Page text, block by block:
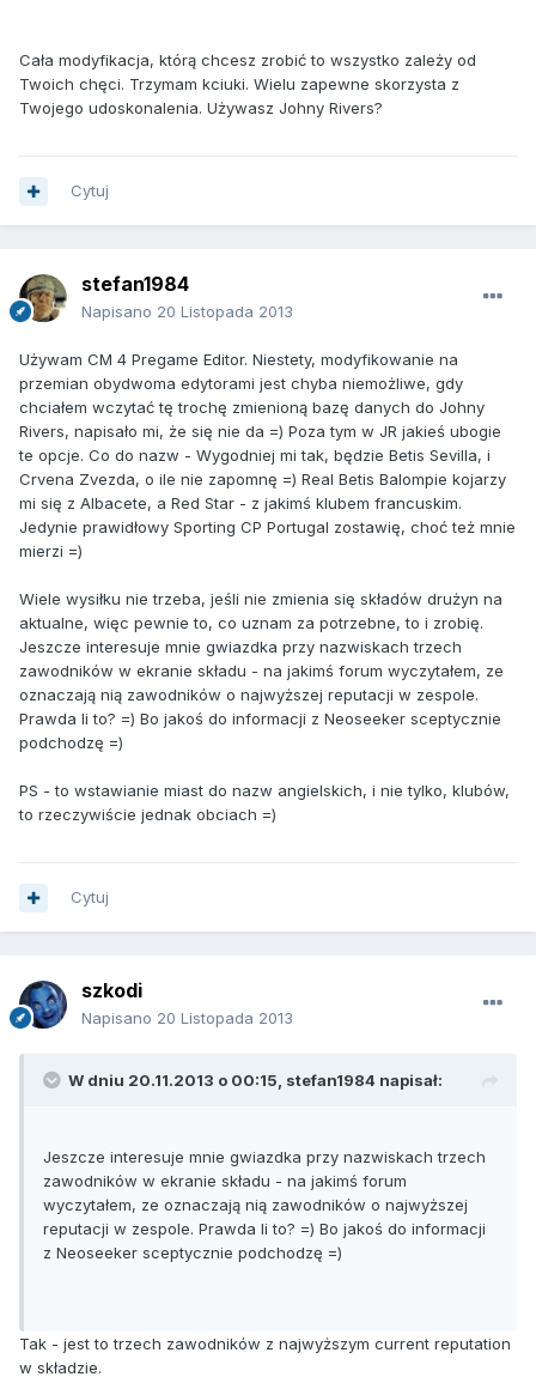
Cała modyfikacja, którą chcesz zrobić to wszystko zależy od
Twoich chęci. Trzymam kciuki. Wielu zapewne skorzysta z
Twojego udoskonalenia. Używasz Johny Rivers?
Cytuj
stefan1984
Napisano 20 Listopada 2013
Używam CM 4 Pregame Editor. Niestety, modyfikowanie na
przemian obydwoma edytorami jest chyba niemożliwe, gdy
chciałem wczytać tę trochę zmienioną bazę danych do Johny
Rivers, napisało mi, że się nie da =) Poza tym w JR jakieś ubogie
te opcje. Co do nazw - Wygodniej mi tak, będzie Betis Sevilla, i
Crvena Zvezda, o ile nie zapomnę =) Real Betis Balompie kojarzy
mi się z Albacete, a Red Star - z jakimś klubem francuskim.
Jedynie prawidłowy Sporting CP Portugal zostawię, choć też mnie
mierzi =)
Wiele wysiłku nie trzeba, jeśli nie zmienia się składów drużyn na
aktualne, więc pewnie to, co uznam za potrzebne, to i zrobię.
Jeszcze interesuje mnie gwiazdka przy nazwiskach trzech
zawodników w ekranie składu - na jakimś forum wyczytałem, ze
oznaczają nią zawodników o najwyższej reputacji w zespole.
Prawda li to? =) Bo jakoś do informacji z Neoseeker sceptycznie
podchodzę =)
PS - to wstawianie miast do nazw angielskich, i nie tylko, klubów,
to rzeczywiście jednak obciach =)
Cytuj
szkodi
Napisano 20 Listopada 2013
W dniu 20.11.2013 o 00:15, stefan1984 napisał:
Jeszcze interesuje mnie gwiazdka przy nazwiskach trzech
zawodników w ekranie składu - na jakimś forum
wyczytałem, ze oznaczają nią zawodników o najwyższej
reputacji w zespole. Prawda li to? =) Bo jakoś do informacji
z Neoseeker sceptycznie podchodzę =)
Tak - jest to trzech zawodników z najwyższym current reputation
w składzie.